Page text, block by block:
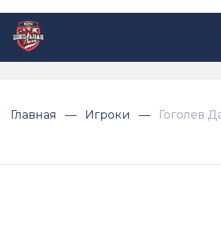
Главная Игроки Гоголев